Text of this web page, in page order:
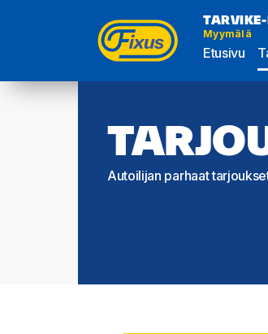
Myymälä
Etusivu
Autoilijan parhaat